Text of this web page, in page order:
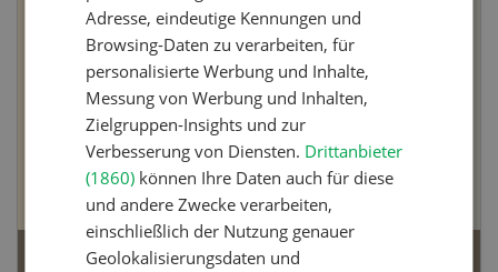
Adresse, eindeutige Kennungen und
Browsing-Daten zu verarbeiten, für
personalisierte Werbung und Inhalte,
Messung von Werbung und Inhalten,
Zielgruppen-Insights und zur
Verbesserung von Diensten. Drittanbieter
(1860) können Ihre Daten auch für diese
und andere Zwecke verarbeiten,
einschließlich der Nutzung genauer
Geolokalisierungsdaten und